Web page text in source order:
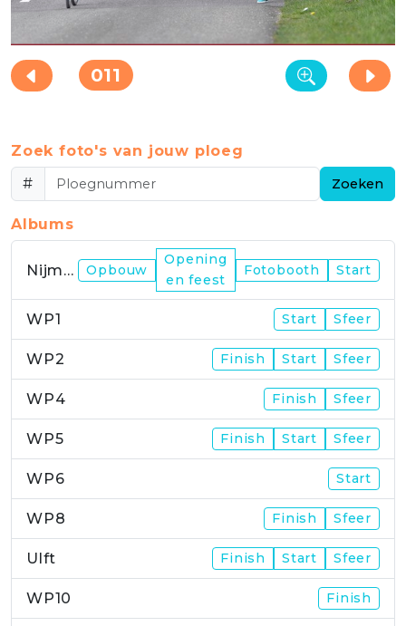
011
Zoek foto's van jouw ploeg
#
Zoeken
Albums
Nijmegen Opbouw
Opening
en feest
Fotobooth Start
WP1 Start Sfeer
WP2 Finish Start Sfeer
WP4 Finish Sfeer
WP5 Finish Start Sfeer
WP6 Start
WP8 Finish Sfeer
Ulft Finish Start Sfeer
WP10 Finish